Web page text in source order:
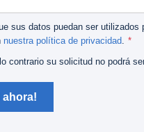
sus datos puedan ser
nuestra política de privacidad.
contrario su solicitud no podrá